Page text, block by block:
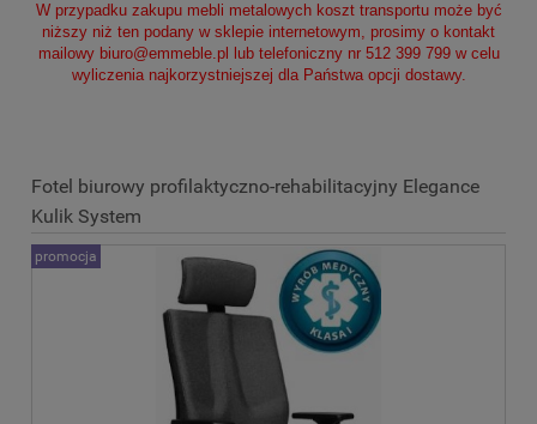
W przypadku zakupu mebli metalowych koszt transportu może być
niższy niż ten podany w sklepie internetowym, prosimy o kontakt
mailowy biuro@emmeble.pl
lub telefoniczny nr 512 399 799 w celu
wyliczenia najkorzystniejszej dla Państwa opcji dostawy.
Fotel biurowy profilaktyczno-rehabilitacyjny Elegance
Kulik System
promocja